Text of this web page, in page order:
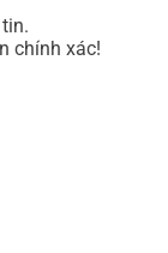
chính xác!